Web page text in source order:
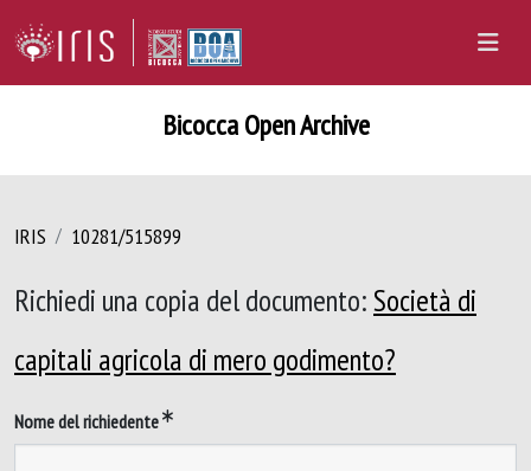
Bicocca Open Archive
IRIS 10281/515899
Richiedi una copia del documento:Società di
capitali agricola di mero godimento?
Nome del richiedente